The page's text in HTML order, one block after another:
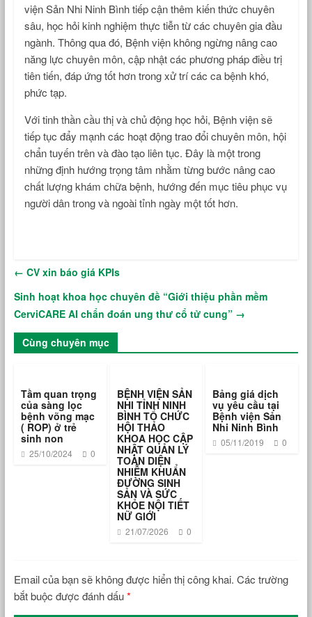
viện Sản Nhi Ninh Bình tiếp cận thêm kiến thức chuyên
sâu, học hỏi kinh nghiệm thực tiễn từ các chuyên gia đầu
ngành. Thông qua đó, Bệnh viện không ngừng nâng cao
năng lực chuyên môn, cập nhật các phương pháp điều trị
tiên tiến, đáp ứng tốt hơn trong xử trí các ca bệnh khó,
phức tạp.
Với tinh thần cầu thị và chủ động học hỏi, Bệnh viện sẽ
tiếp tục đẩy mạnh các hoạt động trao đổi chuyên môn, hội
chẩn tuyến trên và đào tạo liên tục. Đây là một trong
những định hướng trọng tâm nhằm từng bước nâng cao
chất lượng khám chữa bệnh, hướng đến mục tiêu phục vụ
người dân trong và ngoài tỉnh ngày một tốt hơn.
← CV xin báo giá KPIs
Sinh hoạt khoa học chuyên đề “Giới thiệu phần mềm
CerviCARE AI chẩn đoán ung thư cổ tử cung” →
Cùng chuyên mục
Tầm quan trọng
của sàng lọc
bệnh võng mạc
( ROP) ở trẻ
sinh non
25/10/2024 0
BỆNH VIỆN SẢN
NHI TỈNH NINH
BÌNH TỔ CHỨC
HỘI THẢO
KHOA HỌC CẬP
NHẬT QUẢN LÝ
TOÀN DIỆN
NHIỄM KHUẨN
ĐƯỜNG SINH
SẢN VÀ SỨC
KHỎE NỘI TIẾT
NỮ GIỚI
21/07/2026 0
Bảng giá dịch
vụ yêu cầu tại
Bệnh viện Sản
Nhi Ninh Bình
05/11/2019 0
Email của bạn sẽ không được hiển thị công khai. Các trường
bắt buộc được đánh dấu*